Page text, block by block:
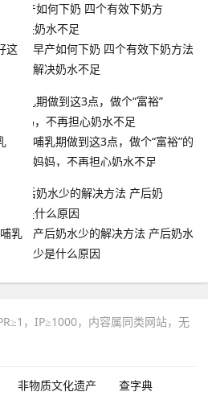
这
早产如何下奶 四个有效下奶方法
解决奶水不足
哺乳期做到这3点，做个“富裕”的
妈妈，不再担心奶水不足
乳
产后奶水少的解决方法 产后奶水
少是什么原因
，IP≥1000，内容属同类网站，无
非物质文化遗产
查字典